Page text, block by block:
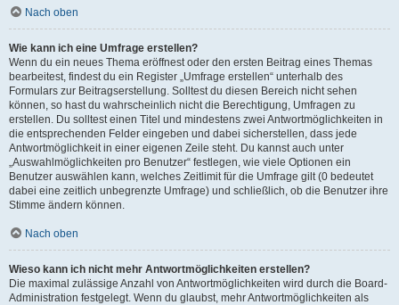
Nach oben
Wie kann ich eine Umfrage erstellen?
Wenn du ein neues Thema eröffnest oder den ersten Beitrag eines Themas
bearbeitest, findest du ein Register „Umfrage erstellen“ unterhalb des
Formulars zur Beitragserstellung. Solltest du diesen Bereich nicht sehen
können, so hast du wahrscheinlich nicht die Berechtigung, Umfragen zu
erstellen. Du solltest einen Titel und mindestens zwei Antwortmöglichkeiten in
die entsprechenden Felder eingeben und dabei sicherstellen, dass jede
Antwortmöglichkeit in einer eigenen Zeile steht. Du kannst auch unter
„Auswahlmöglichkeiten pro Benutzer“ festlegen, wie viele Optionen ein
Benutzer auswählen kann, welches Zeitlimit für die Umfrage gilt (0 bedeutet
dabei eine zeitlich unbegrenzte Umfrage) und schließlich, ob die Benutzer ihre
Stimme ändern können.
Nach oben
Wieso kann ich nicht mehr Antwortmöglichkeiten erstellen?
Die maximal zulässige Anzahl von Antwortmöglichkeiten wird durch die Board-
Administration festgelegt. Wenn du glaubst, mehr Antwortmöglichkeiten als